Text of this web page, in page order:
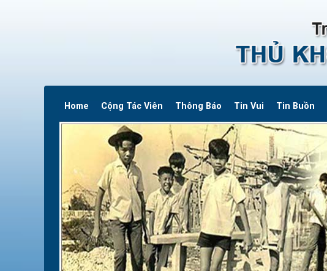
Home Cộng Tác Viên Thông Báo Tin Vui Tin Buồn